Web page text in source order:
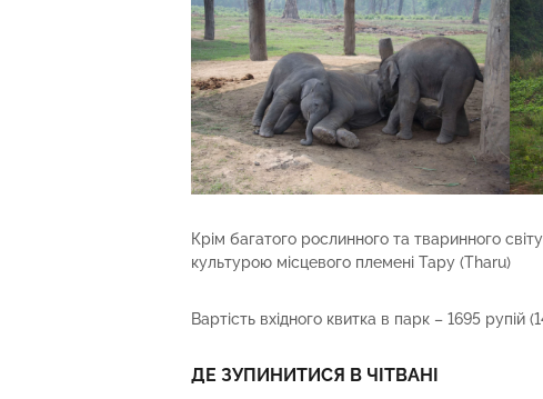
Крім багатого рослинного та тваринного
культурою місцевого племені Тару (Tharu)
Вартість вхідного квитка в парк – 1695 рупій
ДЕ ЗУПИНИТИСЯ В ЧІТВАНІ